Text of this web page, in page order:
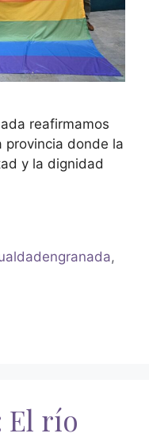
reafirmamos
provincia donde la
y la dignidad
,
El río